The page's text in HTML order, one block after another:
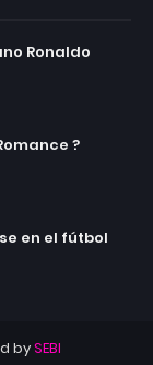
Ronaldo
?
en el fútbol
bySEBI